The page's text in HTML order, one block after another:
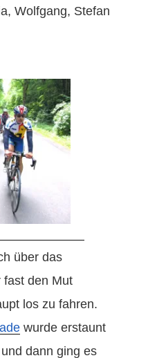
Wolfgang, Stefan
über das
fast den Mut
los zu fahren.
wurde erstaunt
dann ging es